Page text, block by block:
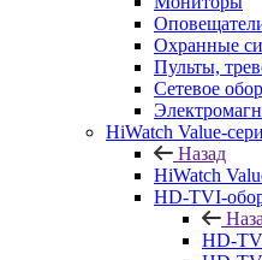
Охранные
Пульты,
Сетевое
HiWatch Value-
Назад
HiWatch
HD-TVI-
HD-